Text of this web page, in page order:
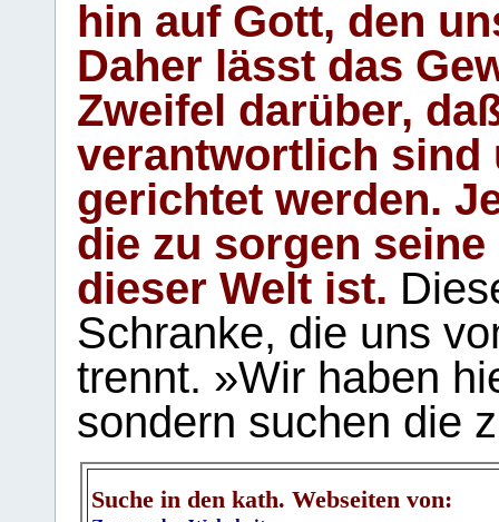
hin auf Gott, den
Daher lässt das
Zweifel darüber,
verantwortlich sind
gerichtet werden.
die zu sorgen
dieser Welt ist.
Schranke, die uns
trennt. »Wir haben
sondern suchen die
Suche in den kath. Webseiten von: